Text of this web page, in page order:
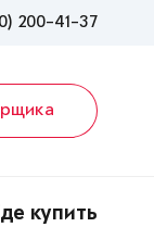
200-41-37
купить